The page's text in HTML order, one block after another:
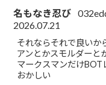
名もなき忍び
2026.07.21
それならそれで良いか
アンとかスモルダーと
マークスマンだけBOT
おかしい